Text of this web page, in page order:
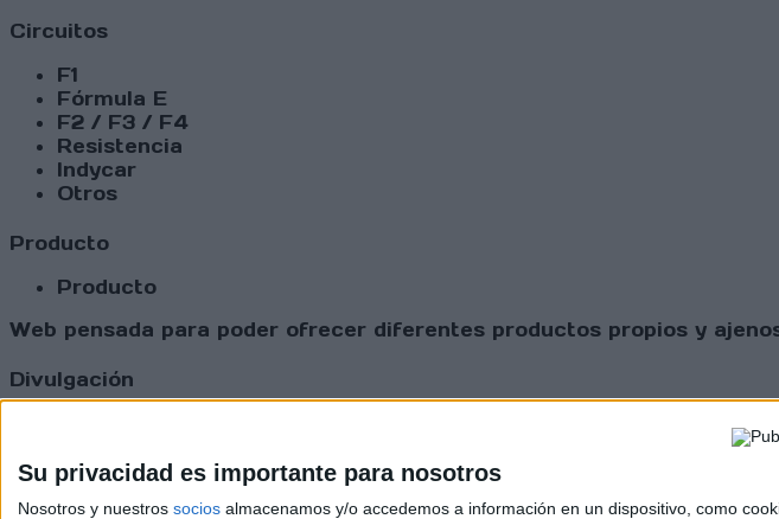
Su privacidad es importante para nosotros
Nosotros y nuestros socios almacenamos y/o accedemos a información en un dispositivo, como
Circuitos
F1
Fórmula E
F2 / F3 / F4
Resistencia
Indycar
Otros
Producto
Producto
Web pensada para poder ofrecer diferentes productos propios y
Divulgación
Comunicados